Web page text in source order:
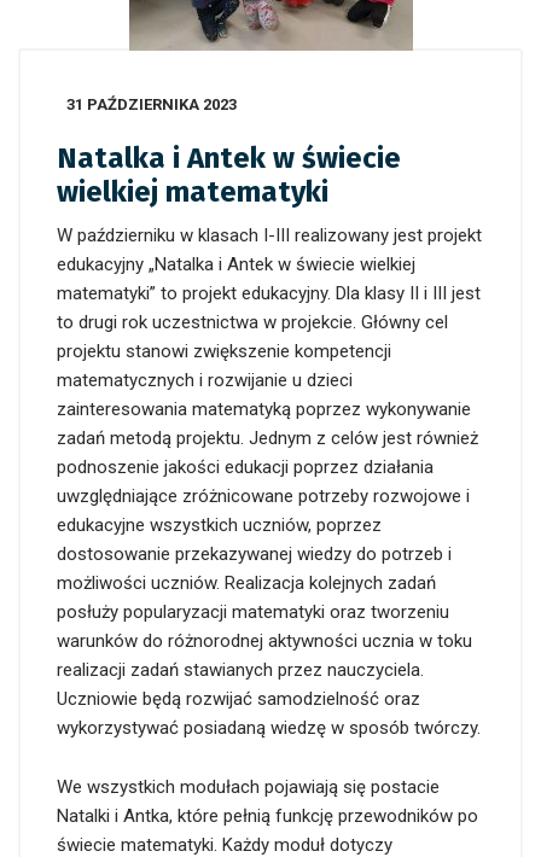
31 PAŹDZIERNIKA 2023
Natalka i Antek w świecie
wielkiej matematyki
W październiku w klasach I-III realizowany jest projekt
edukacyjny „Natalka i Antek w świecie wielkiej
matematyki” to projekt edukacyjny. Dla klasy II i III jest
to drugi rok uczestnictwa w projekcie. Główny cel
projektu stanowi zwiększenie kompetencji
matematycznych i rozwijanie u dzieci
zainteresowania matematyką poprzez wykonywanie
zadań metodą projektu. Jednym z celów jest również
podnoszenie jakości edukacji poprzez działania
uwzględniające zróżnicowane potrzeby rozwojowe i
edukacyjne wszystkich uczniów, poprzez
dostosowanie przekazywanej wiedzy do potrzeb i
możliwości uczniów. Realizacja kolejnych zadań
posłuży popularyzacji matematyki oraz tworzeniu
warunków do różnorodnej aktywności ucznia w toku
realizacji zadań stawianych przez nauczyciela.
Uczniowie będą rozwijać samodzielność oraz
wykorzystywać posiadaną wiedzę w sposób twórczy.
We wszystkich modułach pojawiają się postacie
Natalki i Antka, które pełnią funkcję przewodników po
świecie matematyki. Każdy moduł dotyczy